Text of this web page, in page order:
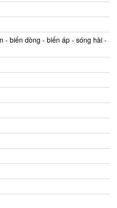
- biến dòng - biến áp - sóng hài -